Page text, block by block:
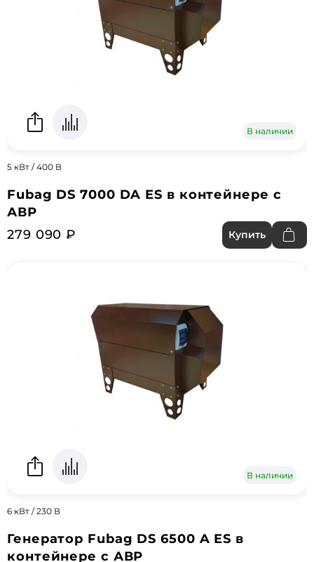
В наличии
5 кВт / 400 В
Fubag DS 7000 DA ES в контейнере с
АВР
279 090 ₽
Купить
В наличии
6 кВт / 230 В
Генератор Fubag DS 6500 A ES в
контейнере с АВР